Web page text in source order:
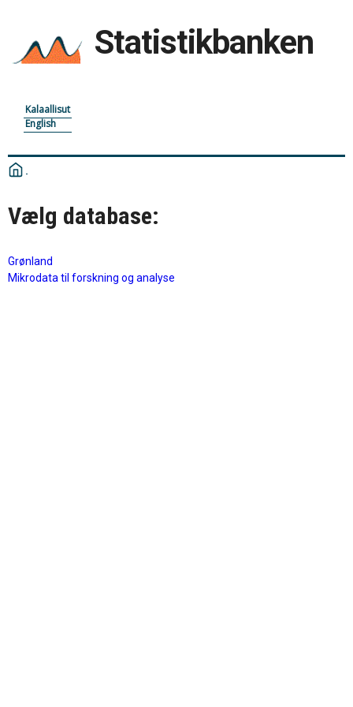
Statistikbanken
Kalaallisut
English
Vælg database:
Grønland
Mikrodata til forskning og analyse